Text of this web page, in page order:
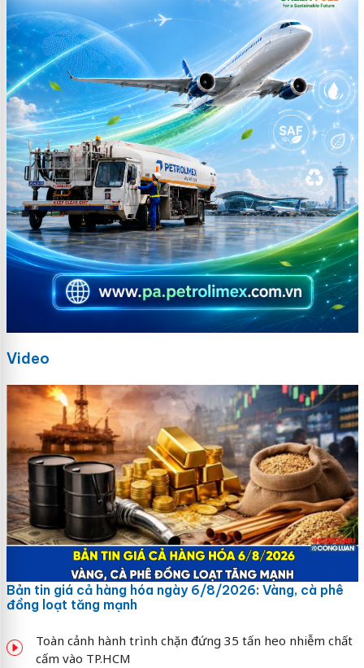
Video
Bản tin giá cả hàng hóa ngày 6/8/2026: Vàng, cà phê
đồng loạt tăng mạnh
Toàn cảnh hành trình chặn đứng 35 tấn heo nhiễm chất
cấm vào TP.HCM